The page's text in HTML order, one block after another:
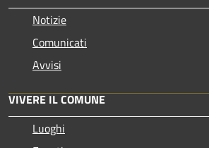
Notizie
Comunicati
Avvisi
VIVERE IL COMUNE
Luoghi